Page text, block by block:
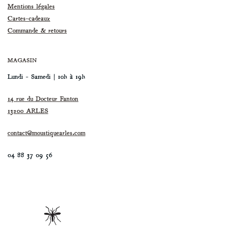
Mentions légales
Cartes-cadeaux
Commande & retours
MAGASIN
Lundi - Samedi | 10h à 19h
14 rue du Docteur Fanton
13200 ARLES
contact@moustiquearles.com
04 88 37 09 56